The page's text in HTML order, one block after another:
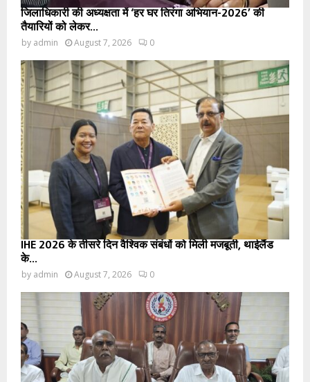
जिलाधिकारी की अध्यक्षता में ‘हर घर तिरंगा अभियान-2026’ की
तैयारियों को लेकर...
by admin August 7, 2026 0
IHE 2026 के तीसरे दिन वैश्विक संबंधों को मिली मजबूती, थाईलैंड
के...
by admin August 7, 2026 0